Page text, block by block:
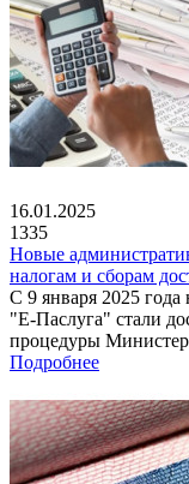
16.01.2025
1335
Новые
налогам и сборам
С 9 января 2025 года
"Е-Паслуга" стали
процедуры
Подробнее